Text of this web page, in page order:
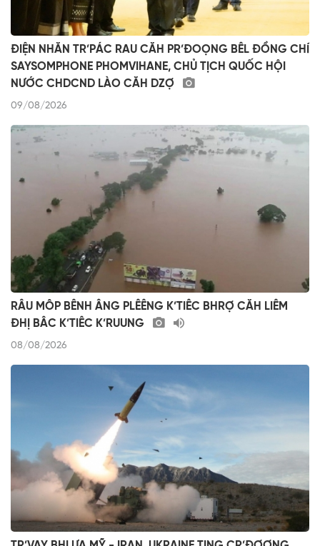
ĐIỆN NHĂN TR’PÁC RAU CĂH PR’ĐOỌNG BÊL ĐỒNG CHÍ
SAYSOMPHONE PHOMVIHANE, CHỦ TỊCH QUỐC HỘI
NƯỚC CHDCND LÀO CĂH DZỢ
09/08/2026
RÂU MÔP BÊNH ÂNG PLÊÊNG K’TIÊC BHRỢ CĂH LIÊM
ĐHỊ BÂC K’TIÊC K’RUUNG
08/08/2026